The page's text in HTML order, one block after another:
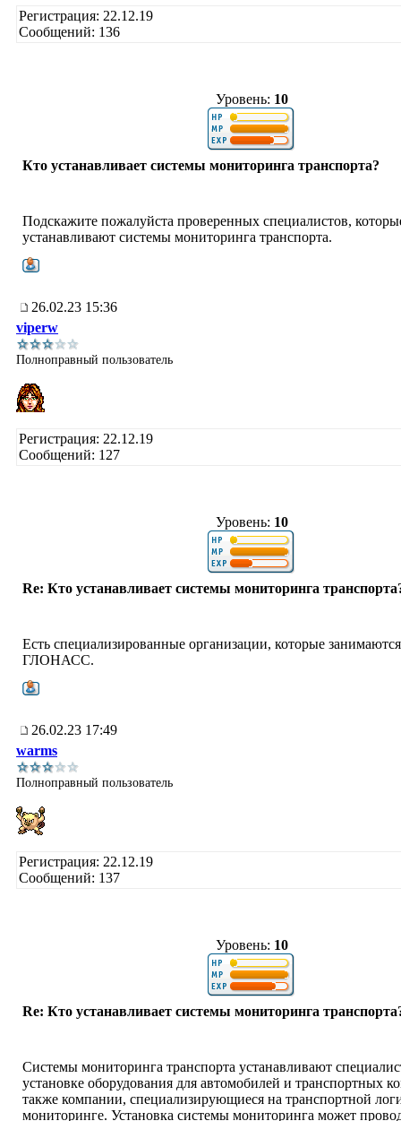
Регистрация: 22.12.19
Сообщений: 136
Уровень: 10
Кто устанавливает системы мониторинга транспорта?
Подскажите пожалуйста проверенных специалистов,
устанавливают системы мониторинга транспорта.
26.02.23 15:36
viperw
Полноправный пользователь
Регистрация: 22.12.19
Сообщений: 127
Уровень: 10
Re: Кто устанавливает системы мониторинга
Есть специализированные организации, которые
ГЛОНАСС.
26.02.23 17:49
warms
Полноправный пользователь
Регистрация: 22.12.19
Сообщений: 137
Уровень: 10
Re: Кто устанавливает системы мониторинга
Системы мониторинга транспорта устанавливают
установке оборудования для автомобилей и транспортных
также компании, специализирующиеся на транспортной
мониторинге. Установка системы мониторинга может